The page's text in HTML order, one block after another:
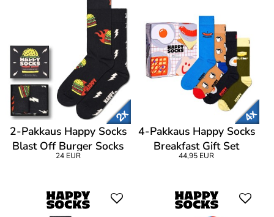
2-Pakkaus Happy Socks
Blast Off Burger Socks
Gift Set
24 EUR
4-Pakkaus Happy Socks
Breakfast Gift Set
44,95 EUR